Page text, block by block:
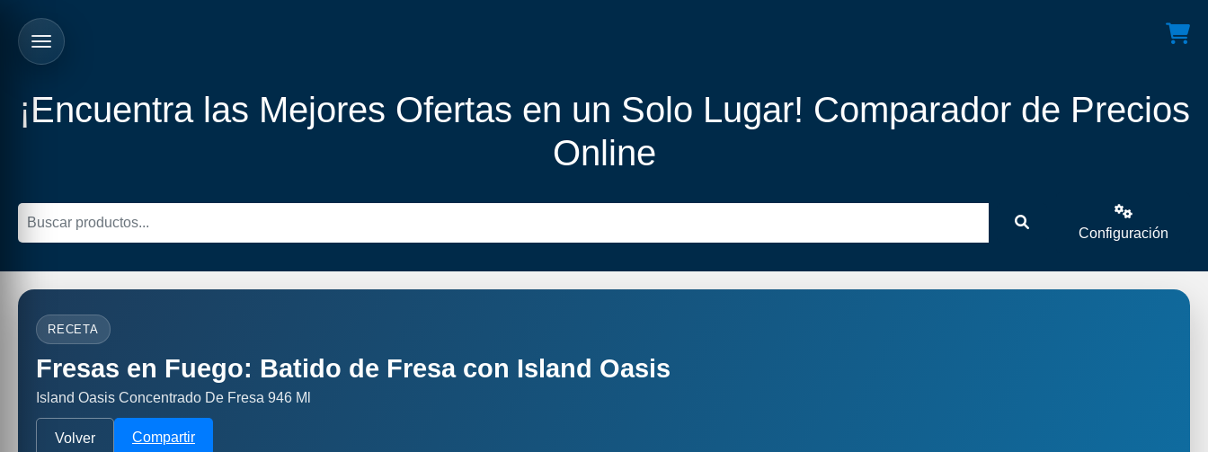
¡Encuentra las Mejores Ofertas en un Solo Lugar! Comparador de Precios
Online
Configuración
RECETA
Fresas en Fuego: Batido de Fresa con Island Oasis
Island Oasis Concentrado De Fresa 946 Ml
Volver Compartir